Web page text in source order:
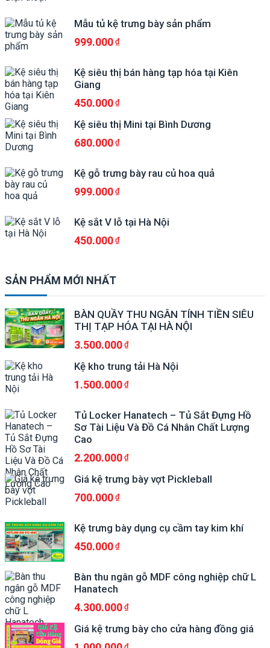
Mẫu tủ kệ trưng bày sản phẩm
999.000
Kệ siêu thị bán hàng tạp hóa tại Kiên
Giang
450.000
Kệ siêu thị Mini tại Bình Dương
680.000
Kệ gỗ trưng bày rau củ hoa quả
999.000
Kệ sắt V lỗ tại Hà Nội
450.000
SẢN PHẨM MỚI NHẤT
BÀN QUẦY THU NGÂN TÍNH TIỀN SIÊU
THỊ TẠP HÓA TẠI HÀ NỘI
3.500.000
Kệ kho trung tải Hà Nội
1.500.000
Tủ Locker Hanatech – Tủ Sắt Đựng Hồ
Sơ Tài Liệu Và Đồ Cá Nhân Chất Lượng
Cao
2.200.000
Giá kệ trưng bày vợt Pickleball
700.000
Kệ trưng bày dụng cụ cầm tay kim khí
450.000
Bàn thu ngân gỗ MDF công nghiệp chữ L
Hanatech
4.300.000
Giá kệ trưng bày cho cửa hàng đồng giá